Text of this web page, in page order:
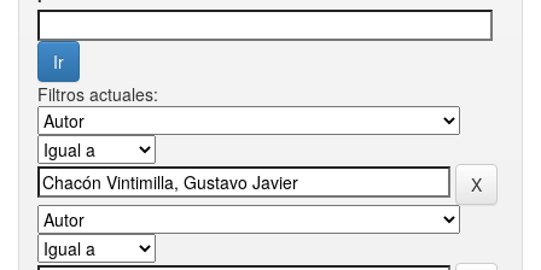
Filtros actuales: